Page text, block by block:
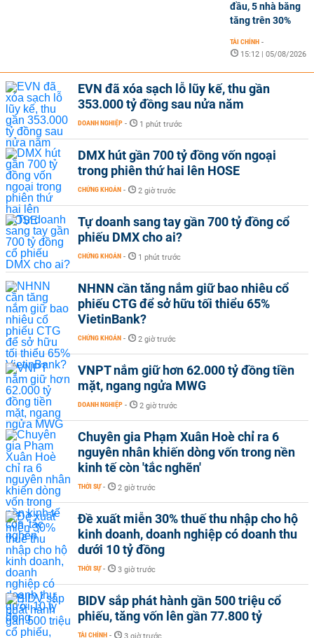
đầu, 5 nhà băng
tăng trên 30%
TÀI CHÍNH -
15:12 | 05/08/2026
EVN đã xóa sạch lỗ lũy kế, thu gần
353.000 tỷ đồng sau nửa năm
DOANH NGHIỆP - 1 phút trước
DMX hút gần 700 tỷ đồng vốn ngoại
trong phiên thứ hai lên HOSE
CHỨNG KHOÁN - 2 giờ trước
Tự doanh sang tay gần 700 tỷ đồng cổ
phiếu DMX cho ai?
CHỨNG KHOÁN - 1 phút trước
NHNN cần tăng nắm giữ bao nhiêu cổ
phiếu CTG để sở hữu tối thiểu 65%
VietinBank?
CHỨNG KHOÁN - 2 giờ trước
VNPT nắm giữ hơn 62.000 tỷ đồng tiền
mặt, ngang ngửa MWG
DOANH NGHIỆP - 2 giờ trước
Chuyên gia Phạm Xuân Hoè chỉ ra 6
nguyên nhân khiến dòng vốn trong nền
kinh tế còn 'tắc nghẽn'
THỜI SỰ - 2 giờ trước
Đề xuất miễn 30% thuế thu nhập cho hộ
kinh doanh, doanh nghiệp có doanh thu
dưới 10 tỷ đồng
THỜI SỰ - 3 giờ trước
BIDV sắp phát hành gần 500 triệu cổ
phiếu, tăng vốn lên gần 77.800 tỷ
TÀI CHÍNH -